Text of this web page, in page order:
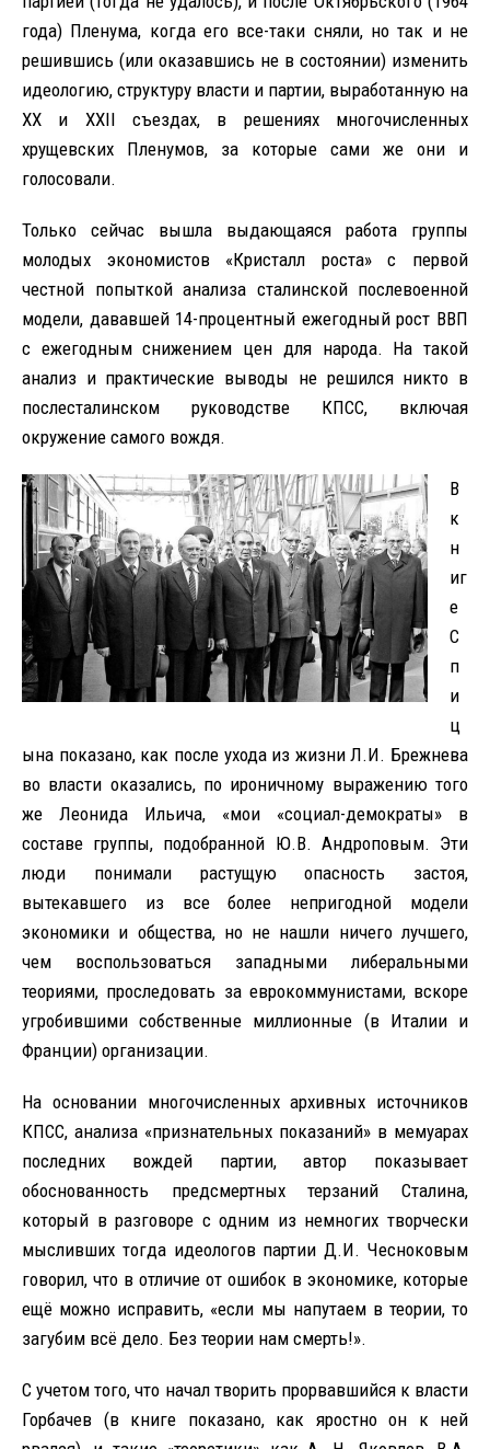
года) Пленума, когда его все-таки сняли, но так и не
решившись (или оказавшись не в состоянии) изменить
идеологию, структуру власти и партии, выработанную на
ХХ и ХХII съездах, в решениях многочисленных
хрущевских Пленумов, за которые сами же они и
голосовали.
Только сейчас вышла выдающаяся работа группы
молодых экономистов «Кристалл роста» с первой
честной попыткой анализа сталинской послевоенной
модели, дававшей 14-процентный ежегодный рост ВВП
с ежегодным снижением цен для народа. На такой
анализ и практические выводы не решился никто в
послесталинском руководстве КПСС, включая
окружение самого вождя.
В
к
н
иг
е
С
п
и
ц
ына показано, как после ухода из жизни Л.И. Брежнева
во власти оказались, по ироничному выражению того
же Леонида Ильича, «мои «социал-демократы» в
составе группы, подобранной Ю.В. Андроповым. Эти
люди понимали растущую опасность застоя,
вытекавшего из все более непригодной модели
экономики и общества, но не нашли ничего лучшего,
чем воспользоваться западными либеральными
теориями, проследовать за еврокоммунистами, вскоре
угробившими собственные миллионные (в Италии и
Франции) организации.
На основании многочисленных архивных источников
КПСС, анализа «признательных показаний» в мемуарах
последних вождей партии, автор показывает
обоснованность предсмертных терзаний Сталина,
который в разговоре с одним из немногих творчески
мысливших тогда идеологов партии Д.И. Чесноковым
говорил, что в отличие от ошибок в экономике, которые
ещё можно исправить, «если мы напутаем в теории, то
загубим всё дело. Без теории нам смерть!».
С учетом того, что начал творить прорвавшийся к власти
Горбачев (в книге показано, как яростно он к ней